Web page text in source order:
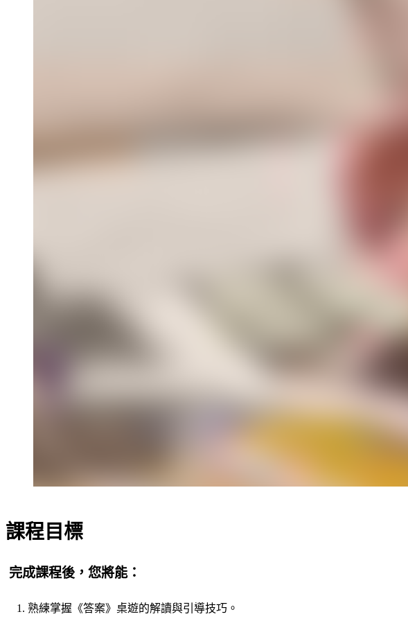
課程目標
完成課程後，您將能：
熟練掌握《答案》桌遊的解讀與引導技巧。